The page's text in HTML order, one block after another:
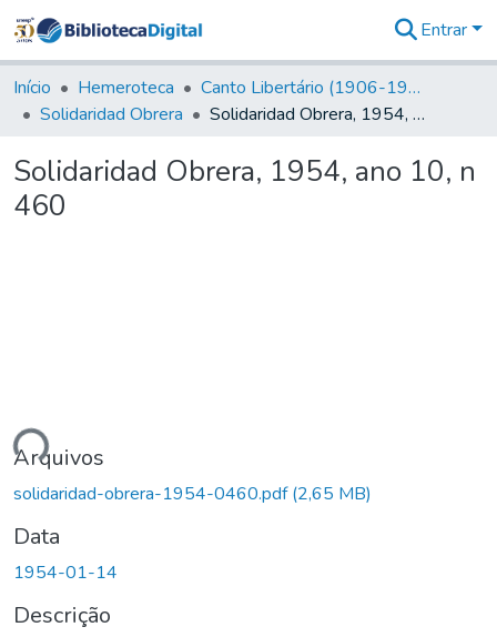
&
Coleções
Tudo na
Digital
Entrar
Início Hemeroteca
Canto Libertário (1906-1995)
Solidaridad Obrera
Solidaridad Obrera, 1954, ano 10, n 460
Solidaridad Obrera, 1954, ano 10, n
460
Arquivos
solidaridad-obrera-1954-0460.pdf(2,65 MB)
Data
1954-01-14
Descrição